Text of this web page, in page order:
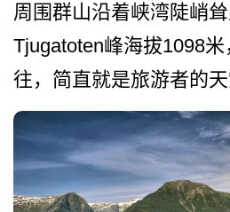
周围群山沿着峡湾陡峭
Tjugatoten峰海拔1098
往，简直就是旅游者的天